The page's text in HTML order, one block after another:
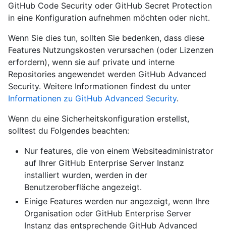
GitHub Code Security oder GitHub Secret Protection
in eine Konfiguration aufnehmen möchten oder nicht.
Wenn Sie dies tun, sollten Sie bedenken, dass diese
Features Nutzungskosten verursachen (oder Lizenzen
erfordern), wenn sie auf private und interne
Repositories angewendet werden GitHub Advanced
Security. Weitere Informationen findest du unter
Informationen zu GitHub Advanced Security.
Wenn du eine Sicherheitskonfiguration erstellst,
solltest du Folgendes beachten:
Nur features, die von einem Websiteadministrator
auf Ihrer GitHub Enterprise Server Instanz
installiert wurden, werden in der
Benutzeroberfläche angezeigt.
Einige Features werden nur angezeigt, wenn Ihre
Organisation oder GitHub Enterprise Server
Instanz das entsprechende GitHub Advanced